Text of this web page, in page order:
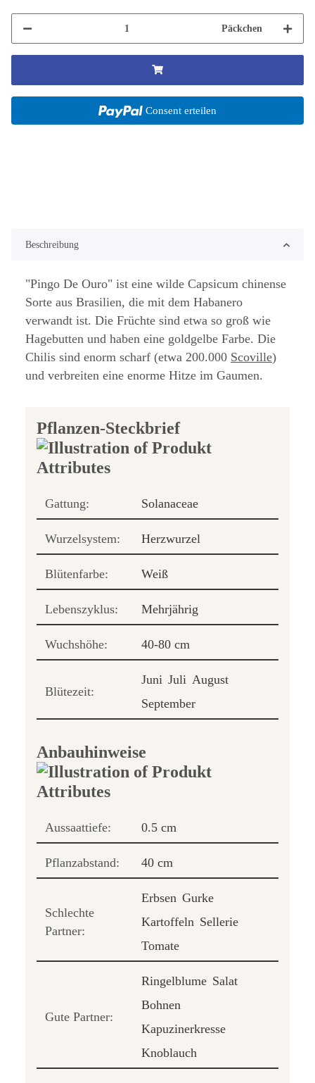
Päckchen
Consent erteilen
Beschreibung
"Pingo De Ouro" ist eine wilde Capsicum chinense
Sorte aus Brasilien, die mit dem Habanero
verwandt ist. Die Früchte sind etwa so groß wie
Hagebutten und haben eine goldgelbe Farbe. Die
Chilis sind enorm scharf (etwa 200.000 Scoville)
und verbreiten eine enorme Hitze im Gaumen.
Pflanzen-Steckbrief
Gattung: Solanaceae
Wurzelsystem: Herzwurzel
Blütenfarbe: Weiß
Lebenszyklus: Mehrjährig
Wuchshöhe: 40-80 cm
Blütezeit:
Juni Juli August
September
Anbauhinweise
Aussaattiefe: 0.5 cm
Pflanzabstand: 40 cm
Schlechte
Partner:
Erbsen Gurke
Kartoffeln Sellerie
Tomate
Gute Partner:
Ringelblume Salat
Bohnen
Kapuzinerkresse
Knoblauch